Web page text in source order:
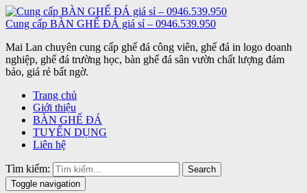
Cung cấp BÀN GHẾ ĐÁ giá sỉ – 0946.539.950
Mai Lan chuyên cung cấp ghế đá công viên, ghế đá in logo doanh
nghiệp, ghế đá trường học, bàn ghế đá sân vườn chất lượng đảm
bảo, giá rẻ bất ngờ.
Trang chủ
Giới thiệu
BÀN GHẾ ĐÁ
TUYỂN DỤNG
Liên hệ
Tìm kiếm:
Search
Toggle navigation